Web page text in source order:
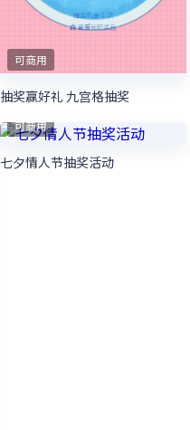
可商用
抽奖赢好礼 九宫格抽奖
可商用
七夕情人节抽奖活动